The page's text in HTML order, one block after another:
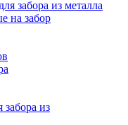
забора из металла
на забор
из